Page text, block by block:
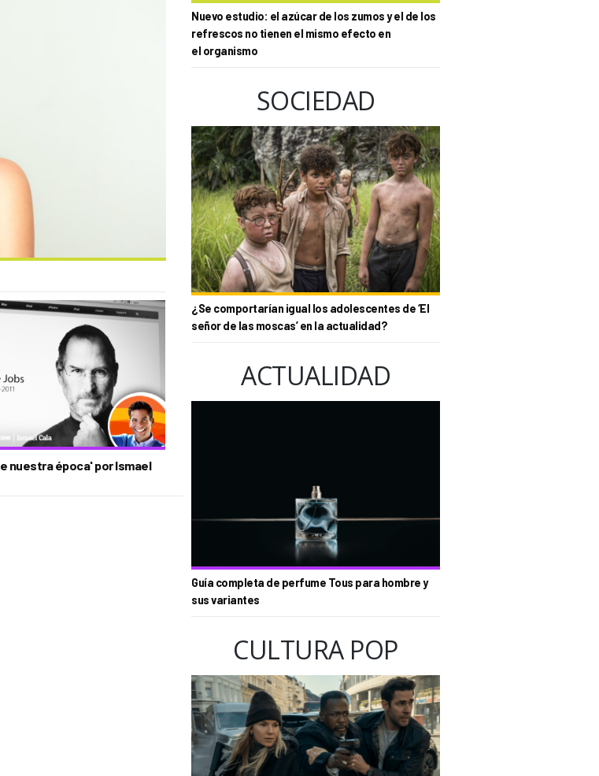
nuestra época' por Ismael
Nuevo estudio: el azúcar de los zumos y el de los
refrescos no tienen el mismo efecto en
el organismo
SOCIEDAD
¿Se comportarían igual los adolescentes de ‘El
señor de las moscas’ en la actualidad?
ACTUALIDAD
Guía completa de perfume Tous para hombre y
sus variantes
CULTURA POP